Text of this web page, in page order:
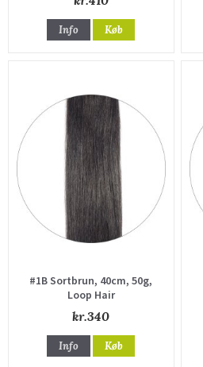
Info Køb
#1B Sortbrun, 40cm, 50g,
Loop Hair
kr.340
Info Køb